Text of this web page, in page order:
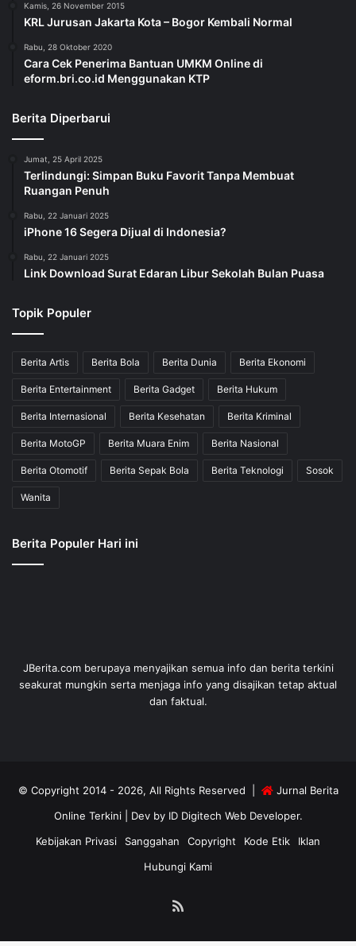
Kamis, 26 November 2015
KRL Jurusan Jakarta Kota – Bogor Kembali Normal
Rabu, 28 Oktober 2020
Cara Cek Penerima Bantuan UMKM Online di
eform.bri.co.id Menggunakan KTP
Berita Diperbarui
Jumat, 25 April 2025
Terlindungi: Simpan Buku Favorit Tanpa Membuat
Ruangan Penuh
Rabu, 22 Januari 2025
iPhone 16 Segera Dijual di Indonesia?
Rabu, 22 Januari 2025
Link Download Surat Edaran Libur Sekolah Bulan Puasa
Topik Populer
Berita Artis Berita Bola Berita Dunia Berita Ekonomi
Berita Entertainment Berita Gadget Berita Hukum
Berita Internasional Berita Kesehatan Berita Kriminal
Berita MotoGP Berita Muara Enim Berita Nasional
Berita Otomotif Berita Sepak Bola Berita Teknologi Sosok
Wanita
Berita Populer Hari ini
JBerita.com berupaya menyajikan semua info dan berita terkini
seakurat mungkin serta menjaga info yang disajikan tetap aktual
dan faktual.
© Copyright 2014 - 2026, All Rights Reserved |
Jurnal Berita
Online Terkini| Dev by ID Digitech Web Developer.
Kebijakan Privasi
Sanggahan Copyright Kode Etik
Iklan
Hubungi Kami
RSS